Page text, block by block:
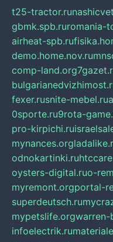
t25-tractor.ru
gbmk.spb.ruromania-
airheat-spb.ru
demo.home.nov.ru
comp-land.org
fexer.rusnite-mebel.ru
0sporte.ru9rota-
pro-kirpichi.ru
mynances.org
odnokartinki.ru
oysters-digital.ruo-
myremont.orgportal-
superdeutsch.ru
mypetslife.org
infoelectrik.ru